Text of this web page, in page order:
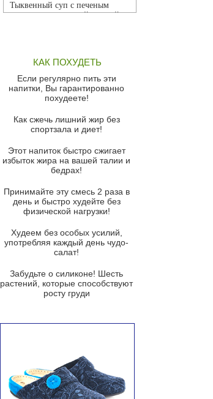
Тыквенный суп с печеным
чесноком и томатной сальсой
красного перца
Парижский луковый суп
Суп из спаржи и горошка с
Суп-крем из цветной капусты
Французский луковый суп
Суп из баклажанов с моцареллой
Грибной крем-суп с кростини с
козьим сыром
Суп мисо с зеленым луком и
тофу
из рукколы
Португальский чесночный суп с
Ирландский картофельный суп
Суп из пастернака
Пряный морковный суп во время
КАК ПОХУДЕТЬ
Если регулярно пить эти
напитки, Вы гарантированно
похудеете!
Как сжечь лишний жир без
спортзала и диет!
Этот напиток быстро сжигает
избыток жира на вашей талии и
бедрах!
Принимайте эту смесь 2 раза в
день и быстро худейте без
физической нагрузки!
Худеем без особых усилий,
употребляя каждый день чудо-
салат!
Забудьте о силиконе! Шесть
растений, которые способствуют
росту груди